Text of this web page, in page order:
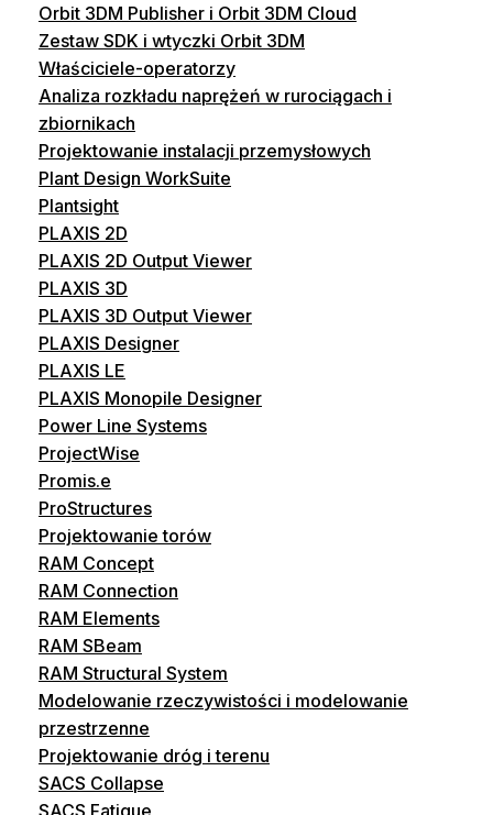
Orbit 3DM Publisher i Orbit 3DM Cloud
Zestaw SDK i wtyczki Orbit 3DM
Właściciele-operatorzy
Analiza rozkładu naprężeń w rurociągach i
zbiornikach
Projektowanie instalacji przemysłowych
Plant Design WorkSuite
Plantsight
PLAXIS 2D
PLAXIS 2D Output Viewer
PLAXIS 3D
PLAXIS 3D Output Viewer
PLAXIS Designer
PLAXIS LE
PLAXIS Monopile Designer
Power Line Systems
ProjectWise
Promis.e
ProStructures
Projektowanie torów
RAM Concept
RAM Connection
RAM Elements
RAM SBeam
RAM Structural System
Modelowanie rzeczywistości i modelowanie
przestrzenne
Projektowanie dróg i terenu
SACS Collapse
SACS Fatigue